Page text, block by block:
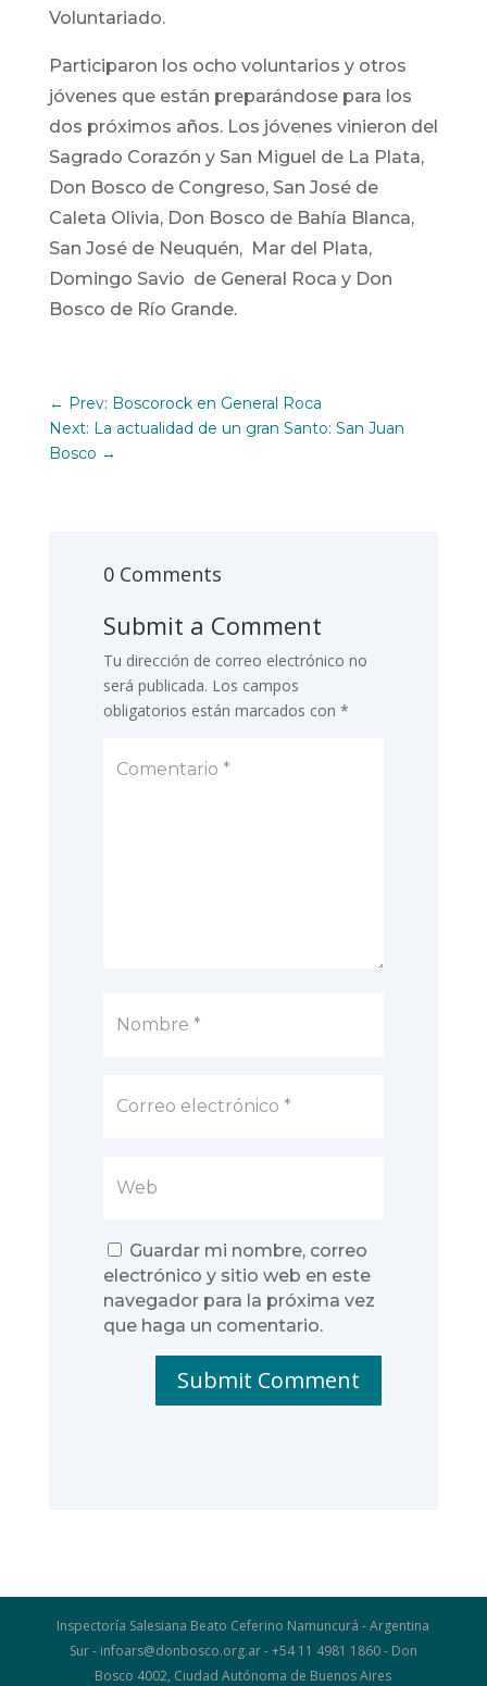
Voluntariado.
Participaron los ocho voluntarios y otros
jóvenes que están preparándose para los
dos próximos años. Los jóvenes vinieron del
Sagrado Corazón y San Miguel de La Plata,
Don Bosco de Congreso, San José de
Caleta Olivia, Don Bosco de Bahía Blanca,
San José de Neuquén, Mar del Plata,
Domingo Savio de General Roca y Don
Bosco de Río Grande.
← Prev: Boscorock en General Roca
Next: La actualidad de un gran Santo: San Juan
Bosco →
0 Comments
Submit a Comment
Tu dirección de correo electrónico no
será publicada. Los campos
obligatorios están marcados con *
Guardar mi nombre, correo
electrónico y sitio web en este
navegador para la próxima vez
que haga un comentario.
Submit Comment
Inspectoría Salesiana Beato Ceferino Namuncurá - Argentina
Sur - infoars@donbosco.org.ar - +54 11 4981 1860 - Don
Bosco 4002, Ciudad Autónoma de Buenos Aires